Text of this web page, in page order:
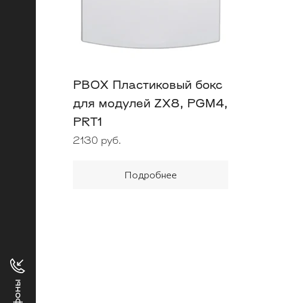
PBOX Пластиковый бокс
для модулей ZX8, PGM4,
PRT1
2130 руб.
Подробнее